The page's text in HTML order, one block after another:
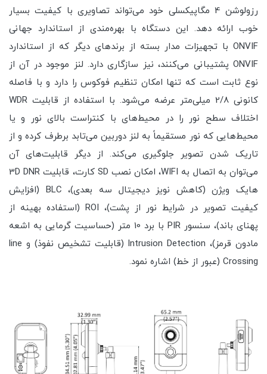
رزولوشن 4 مگاپیکسلی خود می‌تواند تصاویری با کیفیت بسیار
خوب ارائه دهد. این دستگاه با بهره‌مندی از استاندارد جهانی
ONVIF با تجهیزات مدار بسته از برندهای دیگر که از استاندارد
ONVIF پشتیبانی می‌کنند، نیز سازگاری دارد. لنز موجود در آن از
نوع ثابت است که تنها امکان تنظیم فوکوس را دارد و با فاصله
کانونی 2/8 میلی‌متر عرضه می‌شود. با استفاده از قابلیت WDR
اختلاف سطح نور را در محیط‌های با کنتراست بالای نور و یا
محیط‌هایی که نور مستقیماً به لنز دوربین می‌تابد برطرف کرده و از
تاریک شدن تصویر جلوگیری می‌کند. از دیگر قابلیت‌های آن
می‌توان به اتصال به WIFI، امکان نصب SD کارت، قابلیت 3D DNR
هایک ویژن (کاهش نویز دیجیتال سه بعدی)، BLC (افزایش
کیفیت تصویر در شرایط نور از پشت)، ROI (استفاده بهینه از
پهنای باند)، سنسور PIR با برد 10 متر (حساسیت گرمایی به اشعه
مادون قرمز)، Intrusion Detection (قابلیت تشخیص نفوذ) و line
Crossing (عبور از خط) اشاره نمود.